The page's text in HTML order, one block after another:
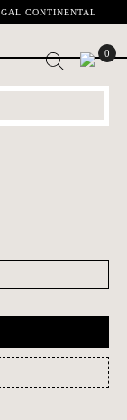
CONTINENTAL
0